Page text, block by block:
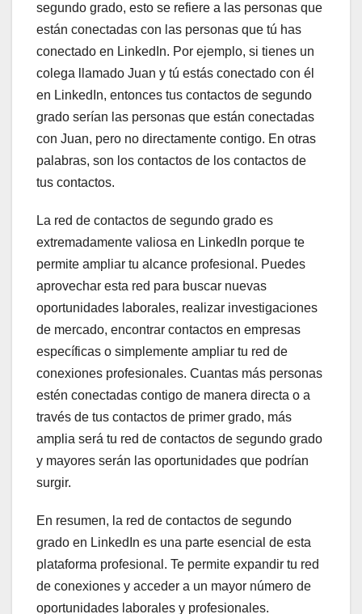
segundo grado, esto se refiere a las personas que
están conectadas con las personas que tú has
conectado en LinkedIn. Por ejemplo, si tienes un
colega llamado Juan y tú estás conectado con él
en LinkedIn, entonces tus contactos de segundo
grado serían las personas que están conectadas
con Juan, pero no directamente contigo. En otras
palabras, son los contactos de los contactos de
tus contactos.
La red de contactos de segundo grado es
extremadamente valiosa en LinkedIn porque te
permite ampliar tu alcance profesional. Puedes
aprovechar esta red para buscar nuevas
oportunidades laborales, realizar investigaciones
de mercado, encontrar contactos en empresas
específicas o simplemente ampliar tu red de
conexiones profesionales. Cuantas más personas
estén conectadas contigo de manera directa o a
través de tus contactos de primer grado, más
amplia será tu red de contactos de segundo grado
y mayores serán las oportunidades que podrían
surgir.
En resumen, la red de contactos de segundo
grado en LinkedIn es una parte esencial de esta
plataforma profesional. Te permite expandir tu red
de conexiones y acceder a un mayor número de
oportunidades laborales y profesionales.